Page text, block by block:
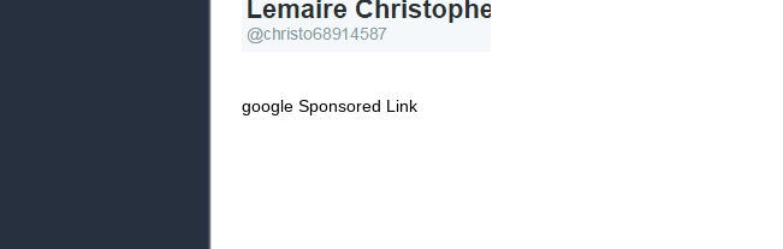
google Sponsored Link